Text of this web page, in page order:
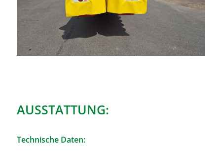
AUSSTATTUNG:
Technische Daten: